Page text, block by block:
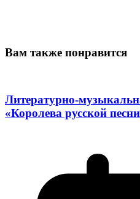
Вам также понравится
Литературно-
«Королева русской